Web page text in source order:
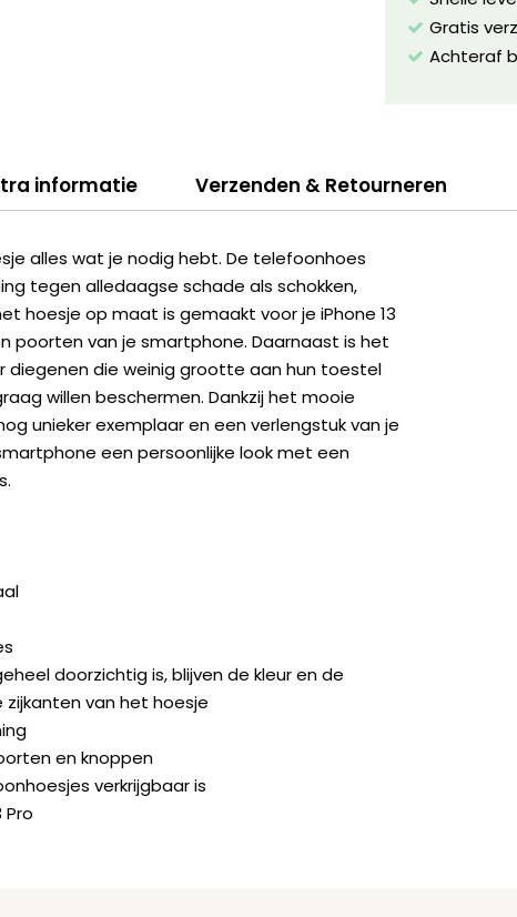
Gratis
Achteraf
informatie Verzenden & Retourneren
alles wat je nodig hebt. De telefoonhoes
tegen alledaagse schade als schokken,
hoesje op maat is gemaakt voor je iPhone 13
poorten van je smartphone. Daarnaast is het
die weinig grootte aan hun toestel
willen beschermen. Dankzij het mooie
unieker exemplaar en een verlengstuk van je
een persoonlijke look met een
doorzichtig is, blijven de kleur en de
van het hoesje
en knoppen
verkrijgbaar is